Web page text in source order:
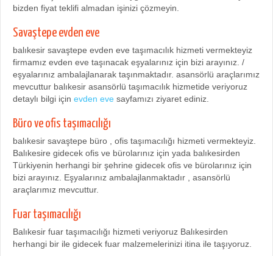
bizden fiyat teklifi almadan işinizi çözmeyin.
Savaştepe evden eve
balıkesir savaştepe evden eve taşımacılık hizmeti vermekteyiz
firmamız evden eve taşınacak eşyalarınız için bizi arayınız. /
eşyalarınız ambalajlanarak taşınmaktadır. asansörlü araçlarımız
mevcuttur balıkesir asansörlü taşımacılık hizmetide veriyoruz
detaylı bilgi için evden eve sayfamızı ziyaret ediniz.
Büro ve ofis taşımacılığı
balıkesir savaştepe büro , ofis taşımacılığı hizmeti vermekteyiz.
Balıkesire gidecek ofis ve bürolarınız için yada balıkesirden
Türkiyenin herhangi bir şehrine gidecek ofis ve bürolarınız için
bizi arayınız. Eşyalarınız ambalajlanmaktadır , asansörlü
araçlarımız mevcuttur.
Fuar taşımacılığı
Balıkesir fuar taşımacılığı hizmeti veriyoruz Balıkesirden
herhangi bir ile gidecek fuar malzemelerinizi itina ile taşıyoruz.